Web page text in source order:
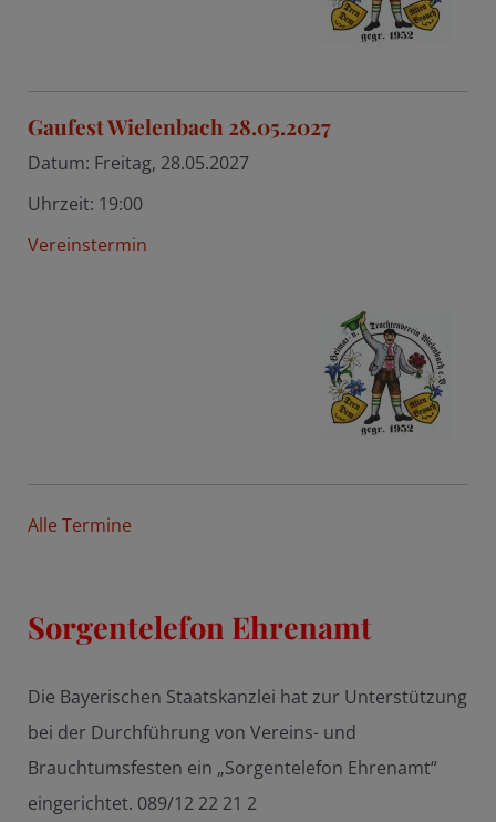
Gaufest Wielenbach 28.05.2027
Datum: Freitag, 28.05.2027
Uhrzeit: 19:00
Vereinstermin
Alle Termine
Sorgentelefon Ehrenamt
Die Bayerischen Staatskanzlei hat zur Unterstützung
bei der Durchführung von Vereins- und
Brauchtumsfesten ein „Sorgentelefon Ehrenamt“
eingerichtet. 089/12 22 21 2